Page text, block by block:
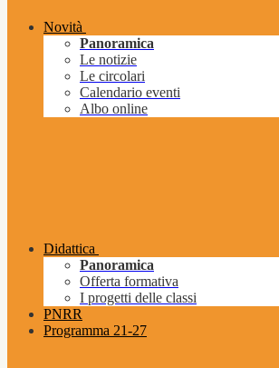
Novità
Panoramica
Le notizie
Le circolari
Calendario eventi
Albo online
Didattica
Panoramica
Offerta formativa
I progetti delle classi
PNRR
Programma 21-27